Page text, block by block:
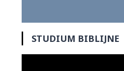
STUDIUM BIBLIJNE